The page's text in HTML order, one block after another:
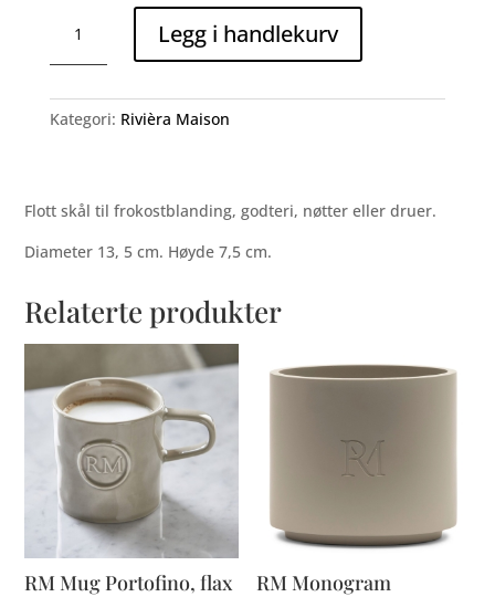
Bowl
Portofino,
antall
Legg i handlekurv
Kategori: Rivièra Maison
Flott skål til frokostblanding, godteri, nøtter eller druer.
Diameter 13, 5 cm. Høyde 7,5 cm.
Relaterte produkter
RM Mug Portofino, flax
RM Monogram